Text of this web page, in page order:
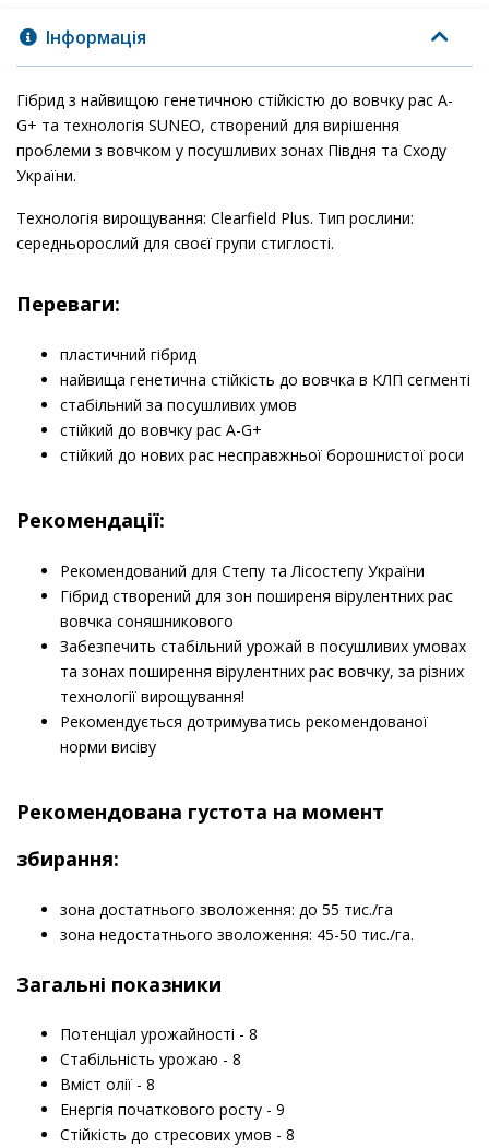
Інформація
Гібрид з найвищою генетичною стійкістю до вовчку рас А-
G+ та технологія SUNEO, створений для вирішення
проблеми з вовчком у посушливих зонах Півдня та Сходу
України.
Технологія вирощування: Clearfield Plus. Тип рослини:
середньорослий для своєї групи стиглості.
Переваги:
пластичний гібрид
найвища генетична стійкість до вовчка в КЛП сегменті
стабільний за посушливих умов
стійкий до вовчку рас А-G+
стійкий до нових рас несправжньої борошнистої роси
​Рекомендації:
Рекомендований для Степу та Лісостепу України
Гібрид створений для зон поширеня вірулентних рас
вовчка соняшникового
Забезпечить стабільний урожай в посушливих умовах
та зонах поширення вірулентних рас вовчку, за різних
технології вирощування!
Рекомендується дотримуватись рекомендованої
норми висіву
Рекомендована густота на момент
збирання:
зона достатнього зволоження: до 55 тис./га
зона недостатнього зволоження: 45-50 тис./га.
Загальні показники
Потенціал урожайності - 8
Стабільність урожаю - 8
Вміст олії - 8
Енергія початкового росту - 9
Стійкість до стресових умов - 8